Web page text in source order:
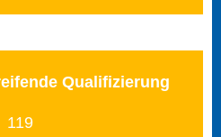
Qualifizierung
119